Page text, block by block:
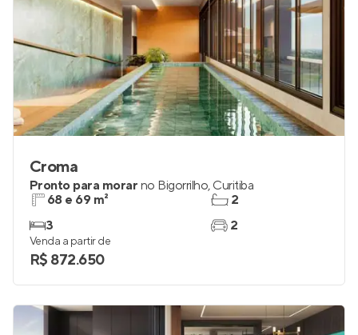
Croma
Pronto para morar no Bigorrilho, Curitiba
68 e 69 m²
3
2
2
Venda a partir de
R$ 872.650